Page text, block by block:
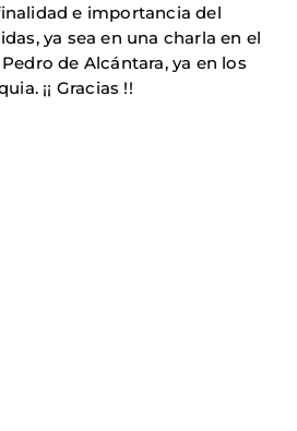
e importancia del
ya sea en una charla en el
de Alcántara, ya en los
¡¡ Gracias !!